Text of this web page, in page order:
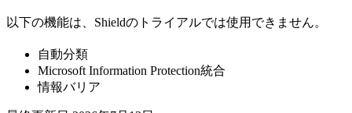
以下の機能は、Shieldのトライアルでは使用できません。
自動分類
Microsoft Information Protection統合
情報バリア